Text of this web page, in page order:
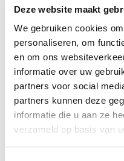
Deze website maakt
We gebruiken cookies
personaliseren, om
en om ons
informatie over uw
partners voor social
partners kunnen deze
informatie die u aan ze
verzameld op basis van
voor nog meer mooie
Beach Club Take Five
trouwlocatie, je kunt
De eigenaren zullen
hun Beach Club.
Bij het Nh hotel op
Amsterdam hebben